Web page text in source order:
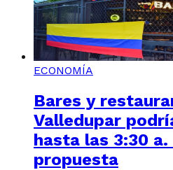
ECONOMÍA
Bares y
Valledupar
hasta las 3:30
propuesta